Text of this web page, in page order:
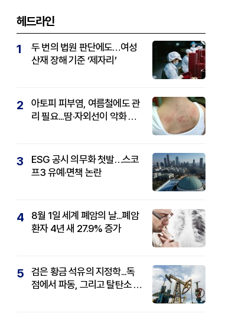
헤드라인
1
두 번의 법원 판단에도…여성
산재 장해 기준 ‘제자리’
2
아토피 피부염, 여름철에도 관
리 필요...땀·자외선이 악화 요
3
ESG 공시 의무화 첫발…스코
프3 유예·면책 논란
4
8월 1일 세계 폐암의 날...폐암
환자 4년 새 27.9% 증가
5
검은 황금 석유의 지정학...독
점에서 파동, 그리고 탈탄소 패